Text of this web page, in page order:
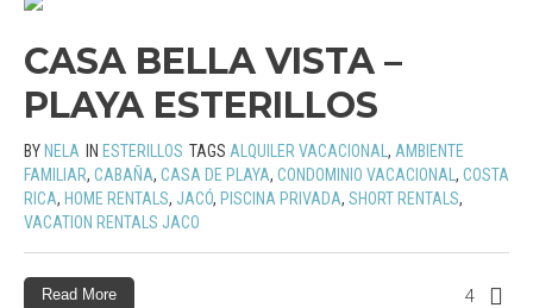
CASA BELLA VISTA –
PLAYA ESTERILLOS
BY NELA IN ESTERILLOS TAGS ALQUILER VACACIONAL , AMBIENTE
FAMILIAR, CABAÑA, CASA DE PLAYA, CONDOMINIO VACACIONAL , COSTA
RICA, HOME RENTALS, JACÓ, PISCINA PRIVADA, SHORT RENTALS,
VACATION RENTALS JACO
4
Read More